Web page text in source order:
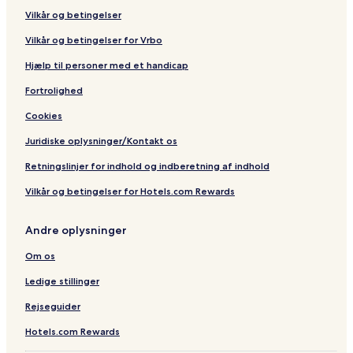
Vilkår og betingelser
Vilkår og betingelser for Vrbo
Hjælp til personer med et handicap
Fortrolighed
Cookies
Juridiske oplysninger/Kontakt os
Retningslinjer for indhold og indberetning af indhold
Vilkår og betingelser for Hotels.com Rewards
Andre oplysninger
Om os
Ledige stillinger
Rejseguider
Hotels.com Rewards